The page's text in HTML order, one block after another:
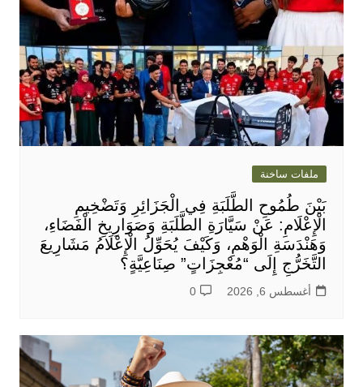
ملفات ساخنة
بَيْنَ طُمُوحِ الطَّلَبَةِ فِي الْجَزَائِرِ وَتَضْخِيمِ
الْإِعْلَامِ: عَنْ سَيَّارَةِ الطَّلَبَةِ وَصَوَارِيخِ الْفَضَاءِ،
وَهَنْدَسَةِ الْوَهْمِ، وَكَيْفَ يُحَوِّلُ الْإِعْلَامُ مَشَارِيعَ
التَّخَرُّجِ إِلَى “مُعْجِزَاتٍ” صِنَاعِيَّةٍ؟
أغسطس 6, 2026 0